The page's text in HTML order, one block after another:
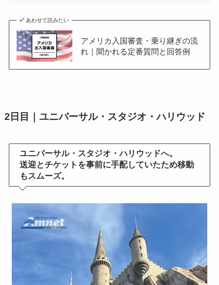
あわせて読みたい
アメリカ入国審査・乗り継ぎの流
れ｜聞かれる定番質問と回答例
2日目｜ユニバーサル・スタジオ・ハリウッド
ユニバーサル・スタジオ・ハリウッドへ。
送迎とチケットを事前に手配していたため移動
もスムーズ。